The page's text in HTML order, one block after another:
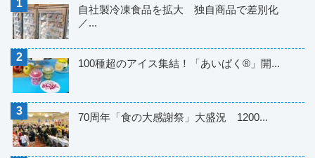
自社製冷凍食品を拡大 独自商品で差別化
／...
100種超のアイス集結！「あいぱく®」開...
70周年「食の大感謝祭」大盛況 1200...